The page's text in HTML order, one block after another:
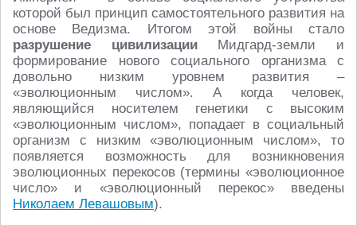
которой был принцип самостоятельного развития на
основе Ведизма. Итогом этой войны стало
разрушение цивилизацииМидгард-земли и
формирование нового социального организма с
довольно низким уровнем развития –
«эволюционным числом». А когда человек,
являющийся носителем генетики с высоким
«эволюционным числом», попадает в социальный
организм с низким «эволюционным числом», то
появляется возможность для возникновения
эволюционных перекосов (термины «эволюционное
число» и «эволюционный перекос» введены
Николаем Левашовым).